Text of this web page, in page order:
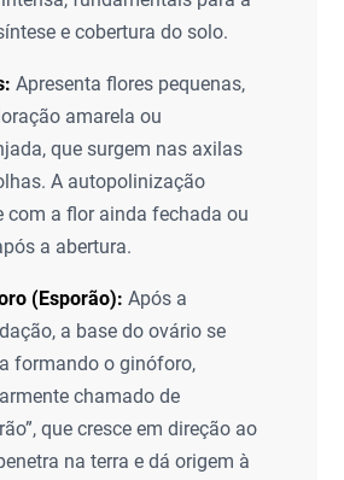
e cobertura do solo.
Apresenta flores pequenas,
amarela ou
que surgem nas axilas
A autopolinização
com a flor ainda fechada ou
a abertura.
(Esporão): Após a
a base do ovário se
formando o ginóforo,
chamado de
que cresce em direção ao
na terra e dá origem à